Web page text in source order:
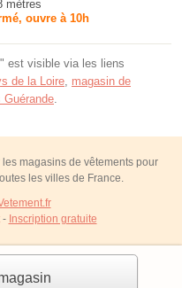
mètres
ouvre à 10h
est visible via les liens
de la Loire, magasin de
Guérande.
magasins de vêtements pour
les villes de France.
- Inscription gratuite